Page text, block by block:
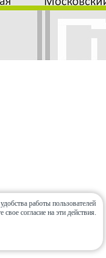
работы пользователей
согласие на эти действия.